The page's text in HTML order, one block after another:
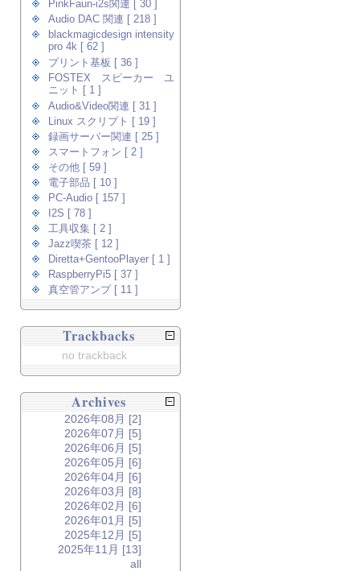
PinkFaun-i2s関連 [ 30 ]
Audio DAC 関連 [ 218 ]
blackmagicdesign intensity
pro 4k [ 62 ]
プリント基板 [ 36 ]
FOSTEX スピーカー ユ
ニット [ 1 ]
Audio&Video関連 [ 31 ]
Linux スクリプト [ 19 ]
録画サーバー関連 [ 25 ]
スマートフォン [ 2 ]
その他 [ 59 ]
電子部品 [ 10 ]
PC-Audio [ 157 ]
I2S [ 78 ]
工具収集 [ 2 ]
Jazz喫茶 [ 12 ]
Diretta+GentooPlayer [ 1 ]
RaspberryPi5 [ 37 ]
真空管アンプ [ 11 ]
Trackbacks
no trackback
Archives
2026年08月 [2]
2026年07月 [5]
2026年06月 [5]
2026年05月 [6]
2026年04月 [6]
2026年03月 [8]
2026年02月 [6]
2026年01月 [5]
2025年12月 [5]
2025年11月 [13]
all